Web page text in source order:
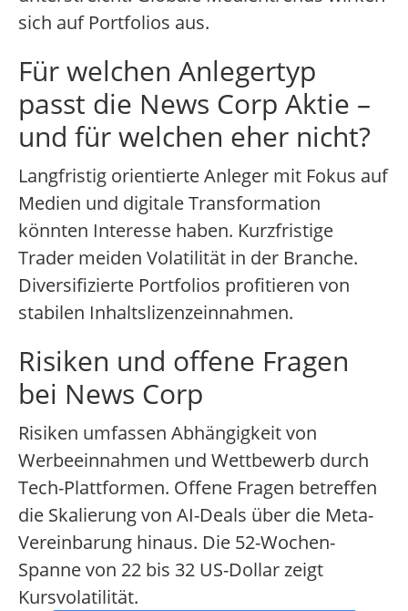
sich auf Portfolios aus.
Für welchen Anlegertyp
passt die News Corp Aktie –
und für welchen eher nicht?
Langfristig orientierte Anleger mit Fokus auf
Medien und digitale Transformation
könnten Interesse haben. Kurzfristige
Trader meiden Volatilität in der Branche.
Diversifizierte Portfolios profitieren von
stabilen Inhaltslizenzeinnahmen.
Risiken und offene Fragen
bei News Corp
Risiken umfassen Abhängigkeit von
Werbeeinnahmen und Wettbewerb durch
Tech-Plattformen. Offene Fragen betreffen
die Skalierung von AI-Deals über die Meta-
Vereinbarung hinaus. Die 52-Wochen-
Spanne von 22 bis 32 US-Dollar zeigt
Kursvolatilität.